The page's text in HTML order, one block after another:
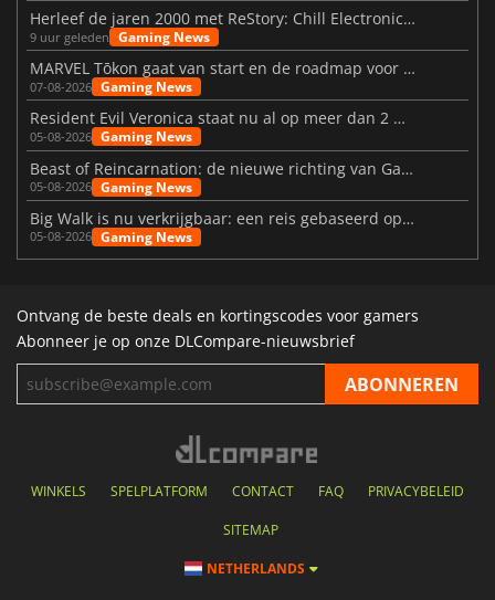
Herleef de jaren 2000 met ReStory: Chill Electronics Repairs
9 uur geleden Gaming News
MARVEL Tōkon gaat van start en de roadmap voor jaar 1 is bekendgemaakt
07-08-2026 Gaming News
Resident Evil Veronica staat nu al op meer dan 2 miljoen verlanglijstjes
05-08-2026 Gaming News
Beast of Reincarnation: de nieuwe richting van Game Freak
05-08-2026 Gaming News
Big Walk is nu verkrijgbaar: een reis gebaseerd op vriendschap
05-08-2026 Gaming News
Ontvang de beste deals en kortingscodes voor gamers
Abonneer je op onze DLCompare-nieuwsbrief
WINKELS SPELPLATFORM CONTACT FAQ PRIVACYBELEID
SITEMAP
NETHERLANDS